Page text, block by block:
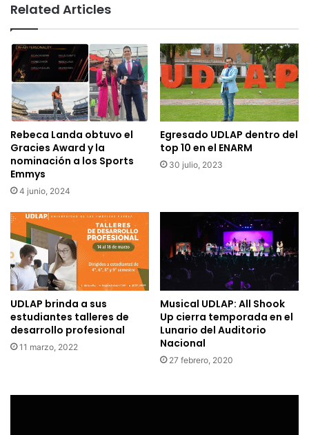
Related Articles
Rebeca Landa obtuvo el
Gracies Award y la
nominación a los Sports
Emmys
4 junio, 2024
Egresado UDLAP dentro del
top 10 en el ENARM
30 julio, 2023
UDLAP brinda a sus
estudiantes talleres de
desarrollo profesional
11 marzo, 2022
Musical UDLAP: All Shook
Up cierra temporada en el
Lunario del Auditorio
Nacional
27 febrero, 2020